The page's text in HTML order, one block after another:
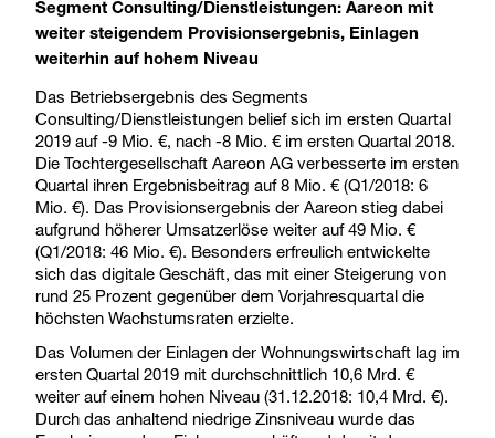
Segment Consulting/Dienstleistungen: Aareon mit
weiter steigendem Provisionsergebnis, Einlagen
weiterhin auf hohem Niveau
Das Betriebsergebnis des Segments
Consulting/Dienstleistungen belief sich im ersten Quartal
2019 auf -9 Mio. €, nach -8 Mio. € im ersten Quartal 2018.
Die Tochtergesellschaft Aareon AG verbesserte im ersten
Quartal ihren Ergebnisbeitrag auf 8 Mio. € (Q1/2018: 6
Mio. €). Das Provisionsergebnis der Aareon stieg dabei
aufgrund höherer Umsatzerlöse weiter auf 49 Mio. €
(Q1/2018: 46 Mio. €). Besonders erfreulich entwickelte
sich das digitale Geschäft, das mit einer Steigerung von
rund 25 Prozent gegenüber dem Vorjahresquartal die
höchsten Wachstumsraten erzielte.
Das Volumen der Einlagen der Wohnungswirtschaft lag im
ersten Quartal 2019 mit durchschnittlich 10,6 Mrd. €
weiter auf einem hohen Niveau (31.12.2018: 10,4 Mrd. €).
Durch das anhaltend niedrige Zinsniveau wurde das